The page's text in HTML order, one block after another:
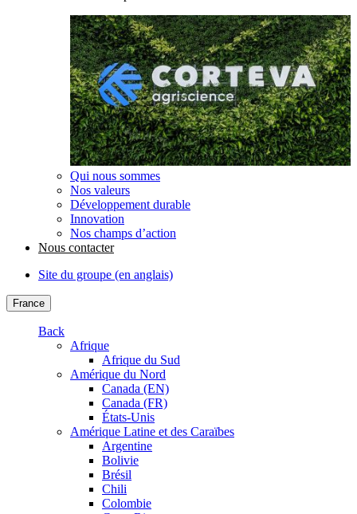
Qui nous sommes
Nos valeurs
Développement durable
Innovation
Nos champs d’action
Nous contacter
Site du groupe (en anglais)
France
Back
Afrique
Afrique du Sud
Amérique du Nord
Canada (EN)
Canada (FR)
États-Unis
Amérique Latine et des Caraïbes
Argentine
Bolivie
Brésil
Chili
Colombie